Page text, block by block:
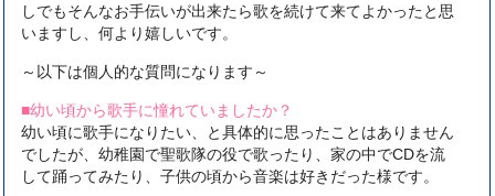
しでもそんなお手伝いが出来たら歌を続けて来てよかったと思
いますし、何より嬉しいです。
～以下は個人的な質問になります～
■幼い頃から歌手に憧れていましたか？
幼い頃に歌手になりたい、と具体的に思ったことはありません
でしたが、幼稚園で聖歌隊の役で歌ったり、家の中でCDを流
して踊ってみたり、子供の頃から音楽は好きだった様です。